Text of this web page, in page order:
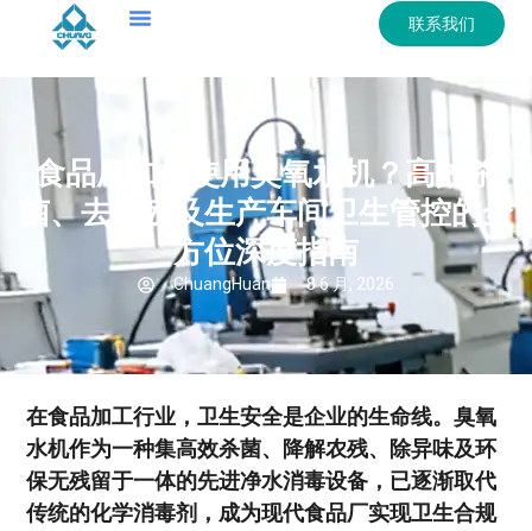
联系我们
食品厂如何使用臭氧水机？高效杀
菌、去农残及生产车间卫生管控的全
方位深度指南
ChuangHuan 8 6 月, 2026
在食品加工行业，卫生安全是企业的生命线。臭氧
水机作为一种集高效杀菌、降解农残、除异味及环
保无残留于一体的先进净水消毒设备，已逐渐取代
传统的化学消毒剂，成为现代食品厂实现卫生合规